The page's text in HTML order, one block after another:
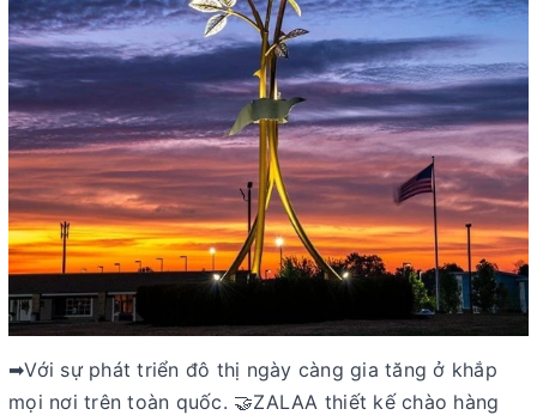
➡Với sự phát triển đô thị ngày càng gia tăng ở khắp
mọi nơi trên toàn quốc. 🤝ZALAA thiết kế chào hàng